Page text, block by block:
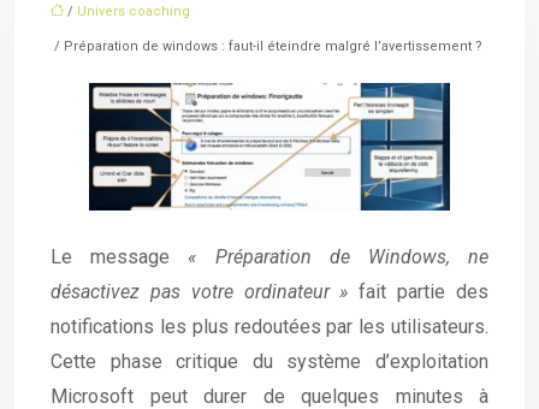
/ Univers coaching
/ Préparation de windows : faut-il éteindre malgré l’avertissement ?
Le message « Préparation de Windows, ne
désactivez pas votre ordinateur »fait partie des
notifications les plus redoutées par les utilisateurs.
Cette phase critique du système d’exploitation
Microsoft peut durer de quelques minutes à